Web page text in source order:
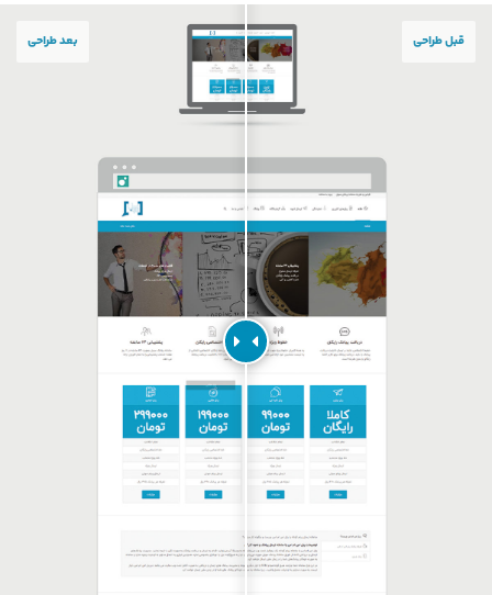
قبل طراحی بعد طراحی